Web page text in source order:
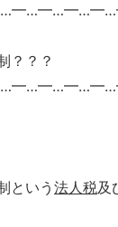
？？？
という 法人税及